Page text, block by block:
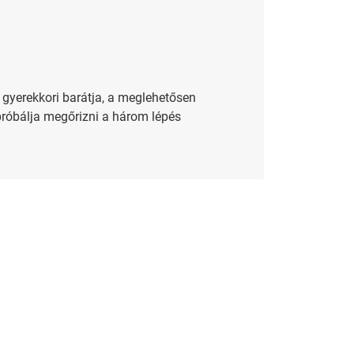
barátja, a meglehetősen
megőrizni a három lépés